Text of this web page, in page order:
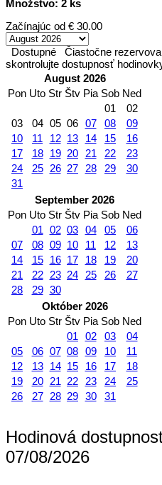
Množstvo: 2 ks
Začínajúc od € 30.00
Dostupné Čiastočne
skontrolujte dostupnosť
August 2026
Pon Uto Str Štv Pia Sob Ned
01
02
03
04 05 06 07 08
09
10
11 12 13 14 15
16
17
18 19 20 21 22
23
24
25 26 27 28 29
30
31
September 2026
Pon Uto Str Štv Pia Sob Ned
01 02 03 04 05
06
07
08 09 10 11 12
13
14
15 16 17 18 19
20
21
22 23 24 25 26
27
28
29 30
Október 2026
Pon Uto Str Štv Pia Sob Ned
01
02 03
04
05
06 07 08 09 10
11
12
13 14 15 16 17
18
19
20 21 22 23 24
25
26
27 28 29 30 31
Hodinová
07/08/2026